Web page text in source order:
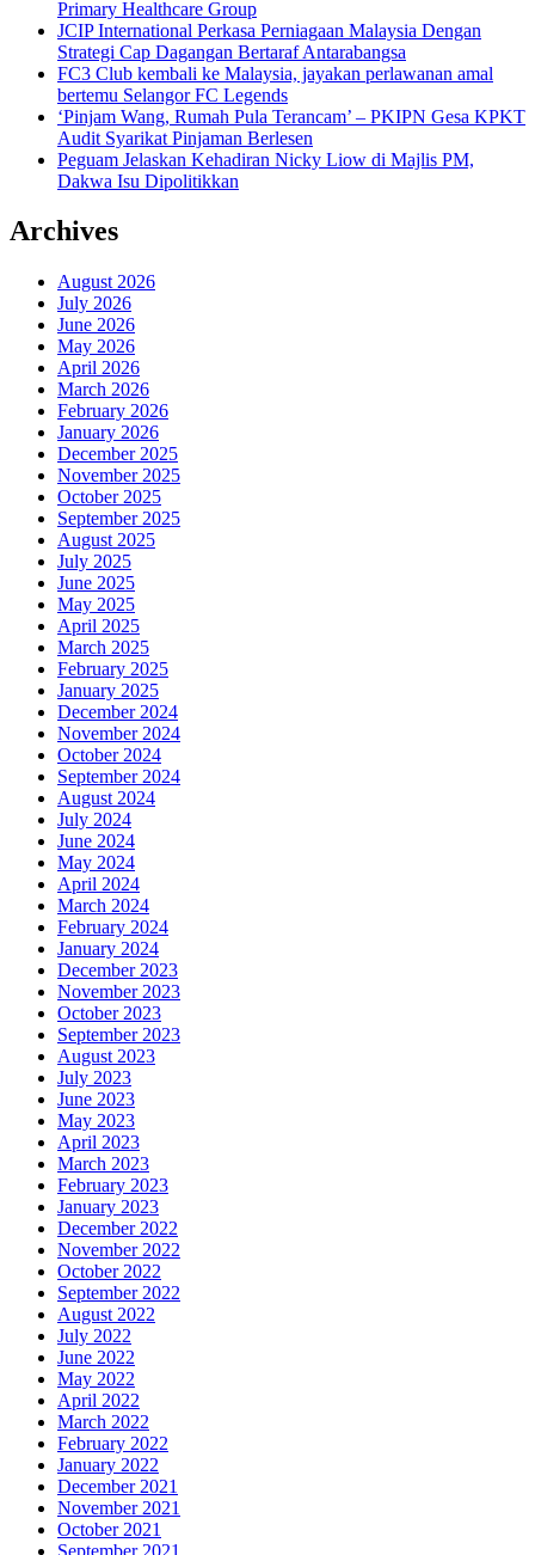
Primary Healthcare Group
JCIP International Perkasa Perniagaan Malaysia Dengan
Strategi Cap Dagangan Bertaraf Antarabangsa
FC3 Club kembali ke Malaysia, jayakan perlawanan amal
bertemu Selangor FC Legends
‘Pinjam Wang, Rumah Pula Terancam’ – PKIPN Gesa KPKT
Audit Syarikat Pinjaman Berlesen
Peguam Jelaskan Kehadiran Nicky Liow di Majlis PM,
Dakwa Isu Dipolitikkan
Archives
August 2026
July 2026
June 2026
May 2026
April 2026
March 2026
February 2026
January 2026
December 2025
November 2025
October 2025
September 2025
August 2025
July 2025
June 2025
May 2025
April 2025
March 2025
February 2025
January 2025
December 2024
November 2024
October 2024
September 2024
August 2024
July 2024
June 2024
May 2024
April 2024
March 2024
February 2024
January 2024
December 2023
November 2023
October 2023
September 2023
August 2023
July 2023
June 2023
May 2023
April 2023
March 2023
February 2023
January 2023
December 2022
November 2022
October 2022
September 2022
August 2022
July 2022
June 2022
May 2022
April 2022
March 2022
February 2022
January 2022
December 2021
November 2021
October 2021